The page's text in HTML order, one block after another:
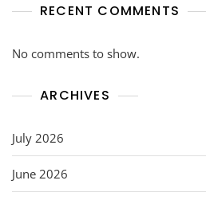
RECENT COMMENTS
No comments to show.
ARCHIVES
July 2026
June 2026